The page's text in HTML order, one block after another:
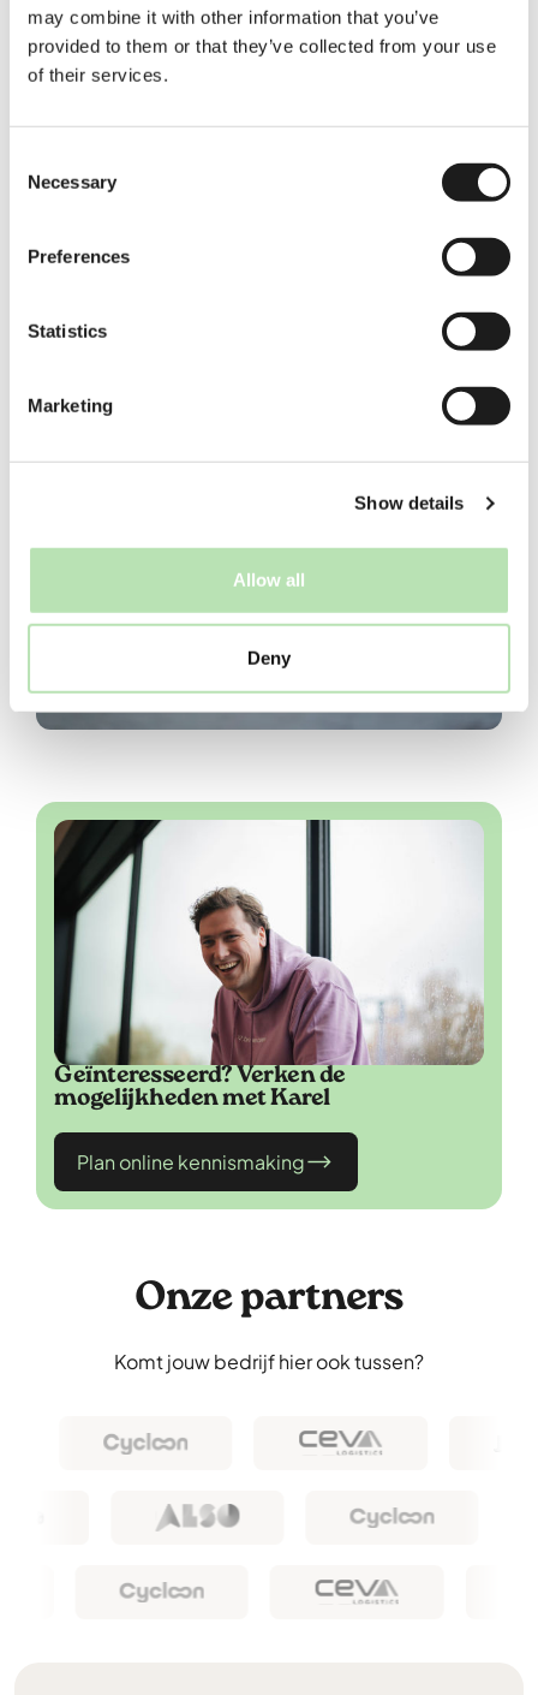
may combine it with other information that you’ve
provided to them or that they’ve collected from your use
of their services.
Selection
Necessary
Preferences
Statistics
Marketing
Show details
Allow all
Deny
Geïnteresseerd? Verken de
mogelijkheden met Karel
Plan online kennismaking
Onze partners
Komt jouw bedrijf hier ook tussen?